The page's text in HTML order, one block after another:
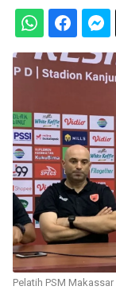
Pelatih PSM